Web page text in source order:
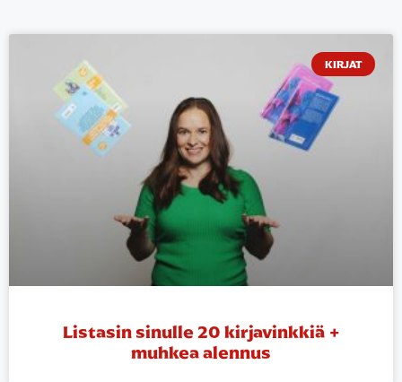
KIRJAT
Listasin sinulle 20 kirjavinkkiä +
muhkea alennus